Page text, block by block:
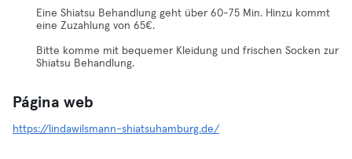
Eine Shiatsu Behandlung geht über 60-75 Min. Hinzu kommt
eine Zuzahlung von 65€.
Bitte komme mit bequemer Kleidung und frischen Socken zur
Shiatsu Behandlung.
Página web
https://lindawilsmann-shiatsuhamburg.de/